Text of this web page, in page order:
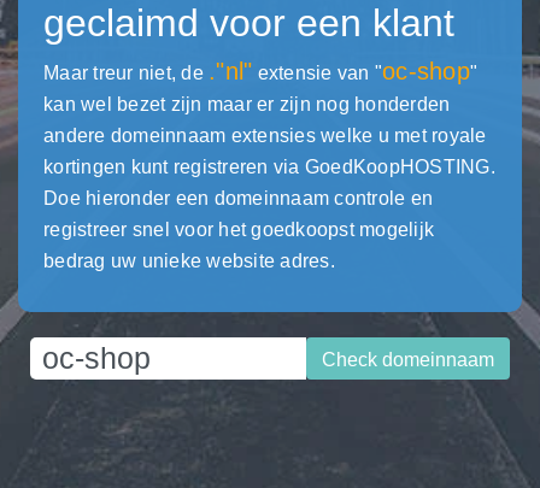
geclaimd voor een klant
Maar treur niet, de ."nl" extensie van "oc-shop"
kan wel bezet zijn maar er zijn nog honderden
andere domeinnaam extensies welke u met royale
kortingen kunt registreren via GoedKoopHOSTING.
Doe hieronder een domeinnaam controle en
registreer snel voor het goedkoopst mogelijk
bedrag uw unieke website adres.
Check domeinnaam